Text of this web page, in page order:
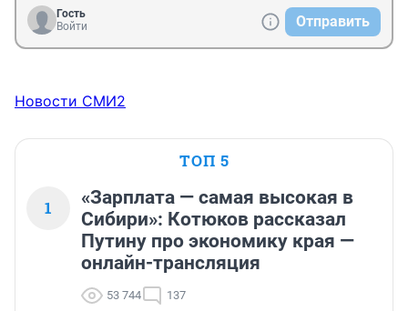
Гость
Войти
Отправить
Новости СМИ2
ТОП 5
1
«Зарплата — самая высокая в
Сибири»: Котюков рассказал
Путину про экономику края —
онлайн-трансляция
53 744 137